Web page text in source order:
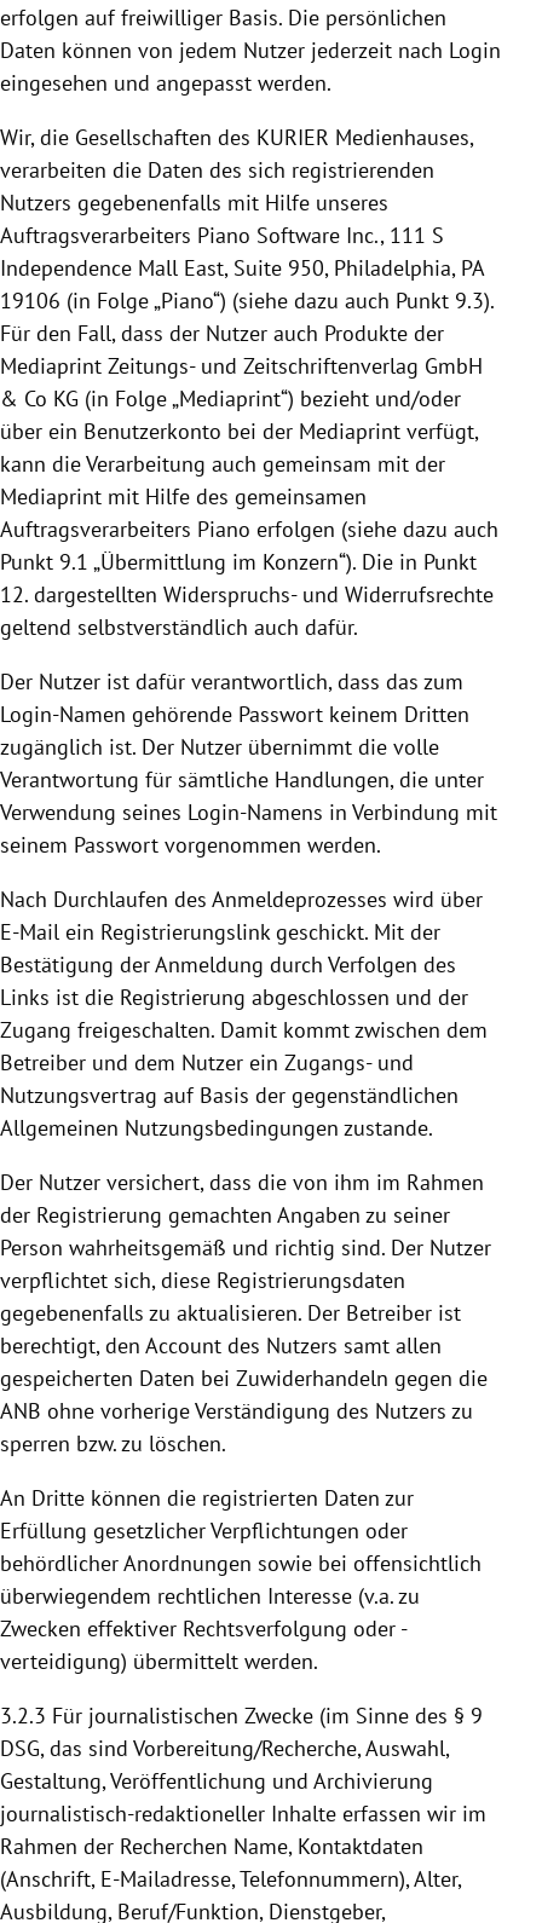
erfolgen auf freiwilliger Basis. Die persönlichen
Daten können von jedem Nutzer jederzeit nach Login
eingesehen und angepasst werden.
Wir, die Gesellschaften des KURIER Medienhauses,
verarbeiten die Daten des sich registrierenden
Nutzers gegebenenfalls mit Hilfe unseres
Auftragsverarbeiters Piano Software Inc., 111 S
Independence Mall East, Suite 950, Philadelphia, PA
19106 (in Folge „Piano“) (siehe dazu auch Punkt 9.3).
Für den Fall, dass der Nutzer auch Produkte der
Mediaprint Zeitungs- und Zeitschriftenverlag GmbH
& Co KG (in Folge „Mediaprint“) bezieht und/oder
über ein Benutzerkonto bei der Mediaprint verfügt,
kann die Verarbeitung auch gemeinsam mit der
Mediaprint mit Hilfe des gemeinsamen
Auftragsverarbeiters Piano erfolgen (siehe dazu auch
Punkt 9.1 „Übermittlung im Konzern“). Die in Punkt
12. dargestellten Widerspruchs- und Widerrufsrechte
geltend selbstverständlich auch dafür.
Der Nutzer ist dafür verantwortlich, dass das zum
Login-Namen gehörende Passwort keinem Dritten
zugänglich ist. Der Nutzer übernimmt die volle
Verantwortung für sämtliche Handlungen, die unter
Verwendung seines Login-Namens in Verbindung mit
seinem Passwort vorgenommen werden.
Nach Durchlaufen des Anmeldeprozesses wird über
E-Mail ein Registrierungslink geschickt. Mit der
Bestätigung der Anmeldung durch Verfolgen des
Links ist die Registrierung abgeschlossen und der
Zugang freigeschalten. Damit kommt zwischen dem
Betreiber und dem Nutzer ein Zugangs- und
Nutzungsvertrag auf Basis der gegenständlichen
Allgemeinen Nutzungsbedingungen zustande.
Der Nutzer versichert, dass die von ihm im Rahmen
der Registrierung gemachten Angaben zu seiner
Person wahrheitsgemäß und richtig sind. Der Nutzer
verpflichtet sich, diese Registrierungsdaten
gegebenenfalls zu aktualisieren. Der Betreiber ist
berechtigt, den Account des Nutzers samt allen
gespeicherten Daten bei Zuwiderhandeln gegen die
ANB ohne vorherige Verständigung des Nutzers zu
sperren bzw. zu löschen.
An Dritte können die registrierten Daten zur
Erfüllung gesetzlicher Verpflichtungen oder
behördlicher Anordnungen sowie bei offensichtlich
überwiegendem rechtlichen Interesse (v.a. zu
Zwecken effektiver Rechtsverfolgung oder -
verteidigung) übermittelt werden.
3.2.3 Für journalistischen Zwecke (im Sinne des § 9
DSG, das sind Vorbereitung/Recherche, Auswahl,
Gestaltung, Veröffentlichung und Archivierung
journalistisch-redaktioneller Inhalte erfassen wir im
Rahmen der Recherchen Name, Kontaktdaten
(Anschrift, E-Mailadresse, Telefonnummern), Alter,
Ausbildung, Beruf/Funktion, Dienstgeber,